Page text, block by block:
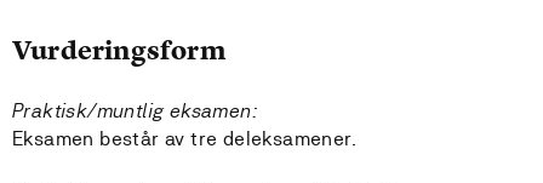
Vurderingsform
Praktisk/muntlig eksamen:
Eksamen består av tre deleksamener.